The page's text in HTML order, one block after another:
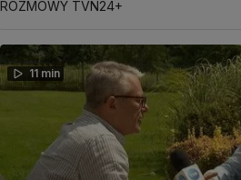
ROZMOWY TVN24+
11 min